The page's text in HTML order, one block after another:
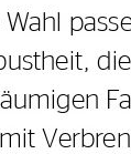
Wahl